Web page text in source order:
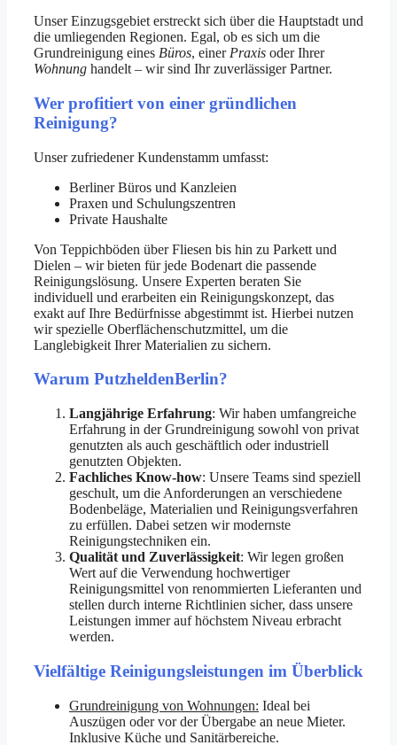
Unser Einzugsgebiet erstreckt sich über die Hauptstadt und
die umliegenden Regionen. Egal, ob es sich um die
Grundreinigung eines Büros, einer Praxis oder Ihrer
Wohnung handelt – wir sind Ihr zuverlässiger Partner.
Wer profitiert von einer gründlichen
Reinigung?
Unser zufriedener Kundenstamm umfasst:
Berliner Büros und Kanzleien
Praxen und Schulungszentren
Private Haushalte
Von Teppichböden über Fliesen bis hin zu Parkett und
Dielen – wir bieten für jede Bodenart die passende
Reinigungslösung. Unsere Experten beraten Sie
individuell und erarbeiten ein Reinigungskonzept, das
exakt auf Ihre Bedürfnisse abgestimmt ist. Hierbei nutzen
wir spezielle Oberflächenschutzmittel, um die
Langlebigkeit Ihrer Materialien zu sichern.
Warum PutzheldenBerlin?
Langjährige Erfahrung: Wir haben umfangreiche
Erfahrung in der Grundreinigung sowohl von privat
genutzten als auch geschäftlich oder industriell
genutzten Objekten.
Fachliches Know-how: Unsere Teams sind speziell
geschult, um die Anforderungen an verschiedene
Bodenbeläge, Materialien und Reinigungsverfahren
zu erfüllen. Dabei setzen wir modernste
Reinigungstechniken ein.
Qualität und Zuverlässigkeit: Wir legen großen
Wert auf die Verwendung hochwertiger
Reinigungsmittel von renommierten Lieferanten und
stellen durch interne Richtlinien sicher, dass unsere
Leistungen immer auf höchstem Niveau erbracht
werden.
Vielfältige Reinigungsleistungen im Überblick
Grundreinigung von Wohnungen: Ideal bei
Auszügen oder vor der Übergabe an neue Mieter.
Inklusive Küche und Sanitärbereiche.